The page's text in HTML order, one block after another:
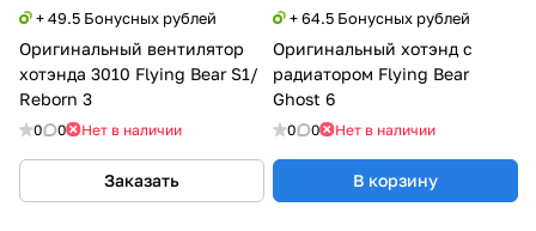
+ 49.5 Бонусных рублей
Оригинальный вентилятор
хотэнда 3010 Flying Bear S1/
Reborn 3
0 0 Нет в наличии
Заказать
+ 64.5 Бонусных рублей
Оригинальный хотэнд с
радиатором Flying Bear
Ghost 6
0 0 Нет в наличии
В корзину